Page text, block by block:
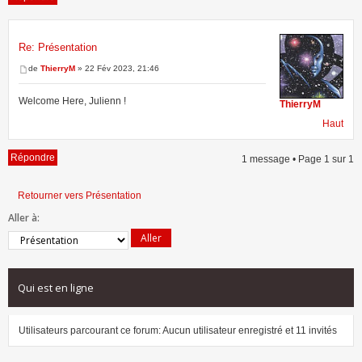
1 message • Page1sur
Re: Présentation
de ThierryM » 22 Fév 2023, 21:46
Welcome Here, Julienn !
ThierryM
Haut
Répondre 1 message • Page 1 sur 1
Retourner vers Présentation
Aller à:
Qui est en ligne
Utilisateurs parcourant ce forum: Aucun utilisateur enregistré et 11 invités